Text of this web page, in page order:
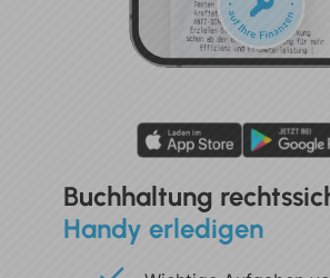
Buchhaltung
Handy erledigen